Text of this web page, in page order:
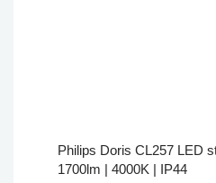
Philips Doris CL257 LED
1700lm | 4000K | IP44